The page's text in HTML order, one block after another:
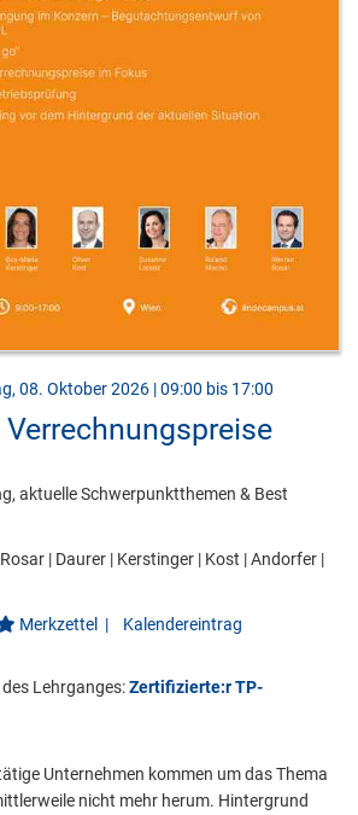
08. Oktober 2026 | 09:00 bis 17:00
aktuelle Schwerpunktthemen & Best
Rosar | Daurer | Kerstinger | Kost |Andorfer |
Merkzettel | Kalendereintrag
des Lehrganges:Zertifizierte:r TP-
Unternehmen kommen um das Thema
nicht mehr herum. Hintergrund